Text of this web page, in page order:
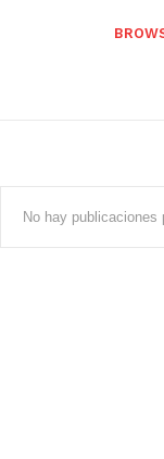
No hay publicaciones